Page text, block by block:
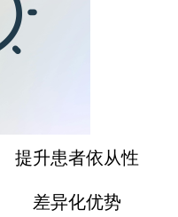
提升患者依从性
差异化优势